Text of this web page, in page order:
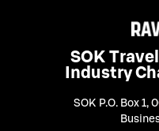
SOK
Industry
SOK P.O. Box 1,